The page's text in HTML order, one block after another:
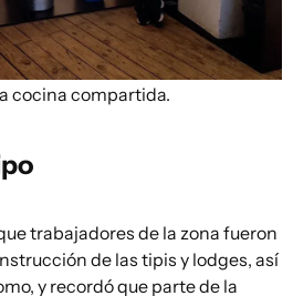
cocina compartida.
trabajadores de la zona fueron
de las tipis y lodges, así
y recordó que parte de la